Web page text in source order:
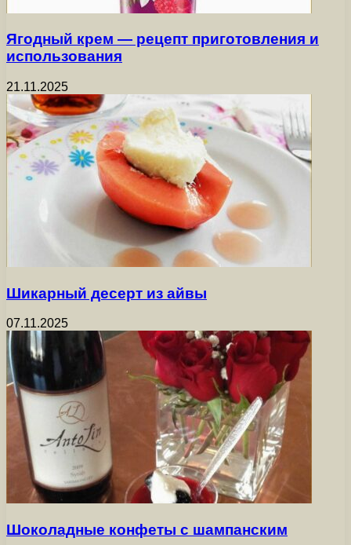
Ягодный крем — рецепт приготовления и
использования
21.11.2025
Шикарный десерт из айвы
07.11.2025
Шоколадные конфеты с шампанским